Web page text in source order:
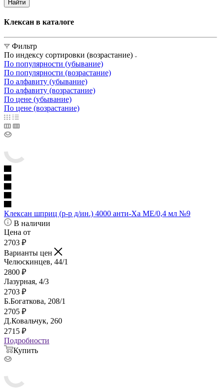
Найти
Клексан в каталоге
Фильтр
По индексу сортировки (возрастание)
По популярности (убывание)
По популярности (возрастание)
По алфавиту (убывание)
По алфавиту (возрастание)
По цене (убывание)
По цене (возрастание)
Клексан шприц (р-р д/ин.) 4000 анти-Ха МЕ/0,4 мл №9
В наличии
Цена от
2703 ₽
Варианты цен
Челюскинцев, 44/1
2800 ₽
Лазурная, 4/3
2703 ₽
Б.Богаткова, 208/1
2705 ₽
Д.Ковальчук, 260
2715 ₽
Подробности
Купить